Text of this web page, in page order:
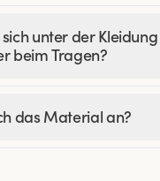
unter der
beim Tragen?
das Material an?